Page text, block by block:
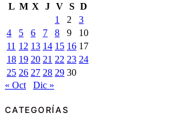
L M X J V S D
1
2
3
4
5 6 7 8 9
10
11 12 13 14 15 16 17
18 19 20 21 22 23 24
25 26 27 28 29 30
« Oct
Dic »
CATEGORÍAS